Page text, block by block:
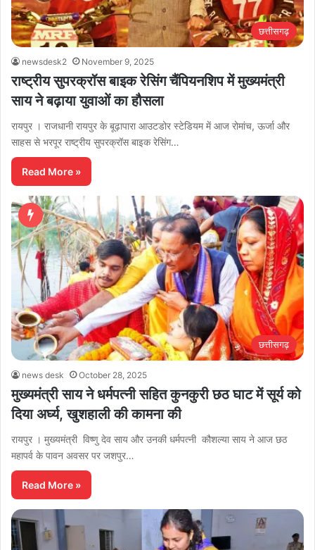
छत्तीसगढ़
newsdesk2 November 9, 2025
राष्ट्रीय सुपरक्रॉस बाइक रेसिंग चैंपियनशिप में मुख्यमंत्री
साय ने बढ़ाया युवाओं का हौसला
रायपुर । राजधानी रायपुर के बूढ़ापारा आउटडोर स्टेडियम में आज रोमांच, ऊर्जा और
साहस से भरपूर राष्ट्रीय सुपरक्रॉस बाइक रेसिंग…
Read More »
छत्तीसगढ़
news desk October 28, 2025
मुख्यमंत्री साय ने धर्मपत्नी सह‍ित कुनकुरी छठ घाट में सूर्य को
दिया अर्घ्य, खुशहाली की कामना की
रायपुर । मुख्यमंत्री विष्णु देव साय और उनकी धर्मपत्नी कौशल्या साय ने आज छठ
महापर्व के पावन अवसर पर जशपुर…
Read More »